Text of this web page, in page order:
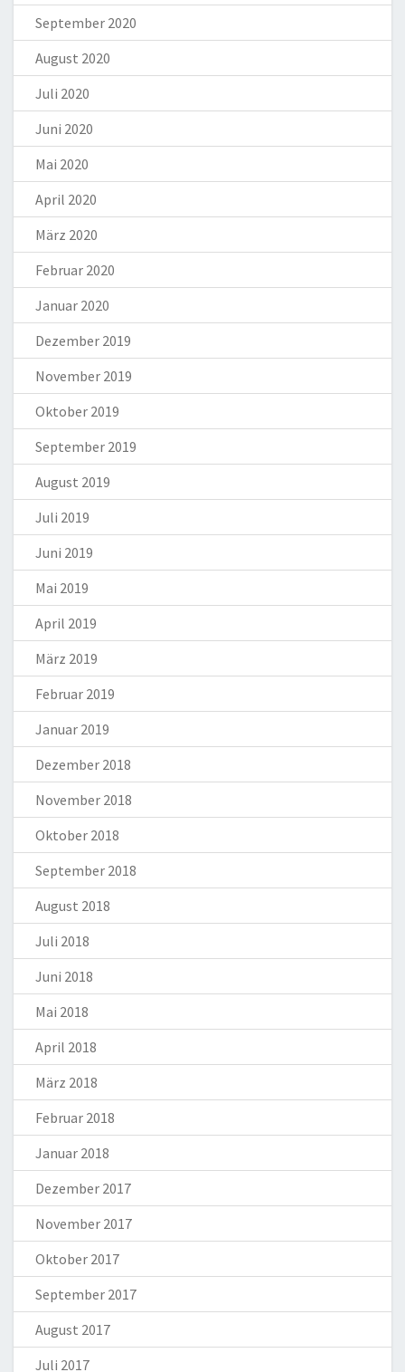
September 2020
August 2020
Juli 2020
Juni 2020
Mai 2020
April 2020
März 2020
Februar 2020
Januar 2020
Dezember 2019
November 2019
Oktober 2019
September 2019
August 2019
Juli 2019
Juni 2019
Mai 2019
April 2019
März 2019
Februar 2019
Januar 2019
Dezember 2018
November 2018
Oktober 2018
September 2018
August 2018
Juli 2018
Juni 2018
Mai 2018
April 2018
März 2018
Februar 2018
Januar 2018
Dezember 2017
November 2017
Oktober 2017
September 2017
August 2017
Juli 2017